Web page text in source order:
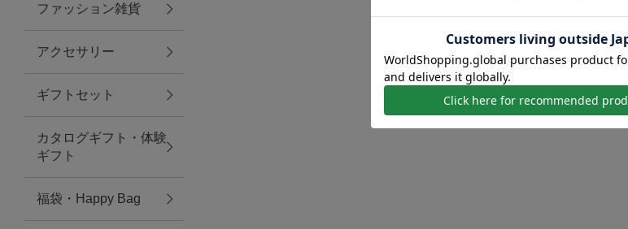
バス＆ビューティー
タオル
ウエア＆バッグ
ウエア
レイングッズ
ファッション雑貨
アクセサリー
ギフトセット
カタログギフト・体験
ギフト
福袋・Happy Bag